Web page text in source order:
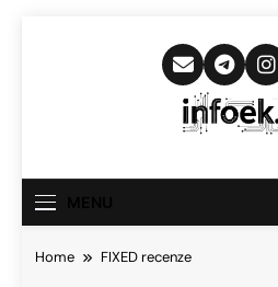
Home FIXED recenze